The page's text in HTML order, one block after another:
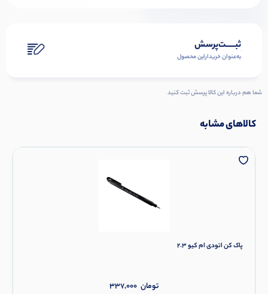
ثبـــــت‌پرسش
به‌عنوان ‌خریدار‌این‌ محصول
شما هم درباره این کالا پرسش ثبت کنید
کالاهای مشابه
پاک کن اتودی ام کیو 2.3
337,000 تومان